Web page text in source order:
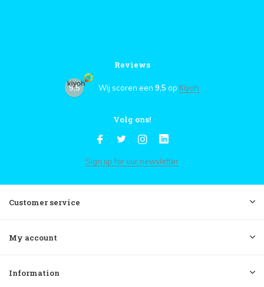
Reviews
9,5 Wij scoren een 9,5 op Kiyoh
Volg ons!
Sign up for our newsletter
Customer service
My account
Information